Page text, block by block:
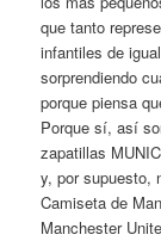
que tanto
infantiles de
sorprendiendo
porque piensa
Porque sí, así
zapatillas
y, por supuesto,
Camiseta de
Manchester